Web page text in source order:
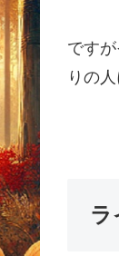
ですが
りの
ラ